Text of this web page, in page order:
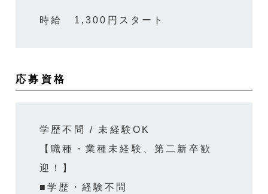
時給 1,300円スタート
応募資格
学歴不問 / 未経験OK
【職種・業種未経験、第二新卒歓
迎！】
■学歴・経験不問